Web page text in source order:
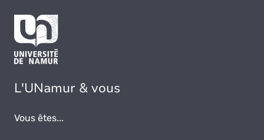
L'UNamur & vous
Vous êtes...